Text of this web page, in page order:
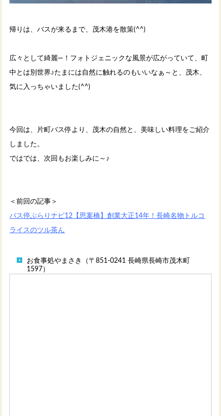
帰りは、バスが来るまで、茂木港を散策(^^)
広々として綺麗―！フォトジェニックな風景が広がっていて、町
中とは別世界♪たまには自然に触れるのもいいなぁ～と、茂木、
気に入っちゃいました(^^)
今回は、片町バス停より、茂木の自然と、美味しい料理をご紹介
しました。
ではでは、次回もお楽しみに～♪
＜前回の記事＞
バス停ぶらりナビ12【思案橋】創業大正14年！長崎名物トルコ
ライスのツル茶ん
お食事処やまさき（〒851-0241 長崎県長崎市茂木町
1597）